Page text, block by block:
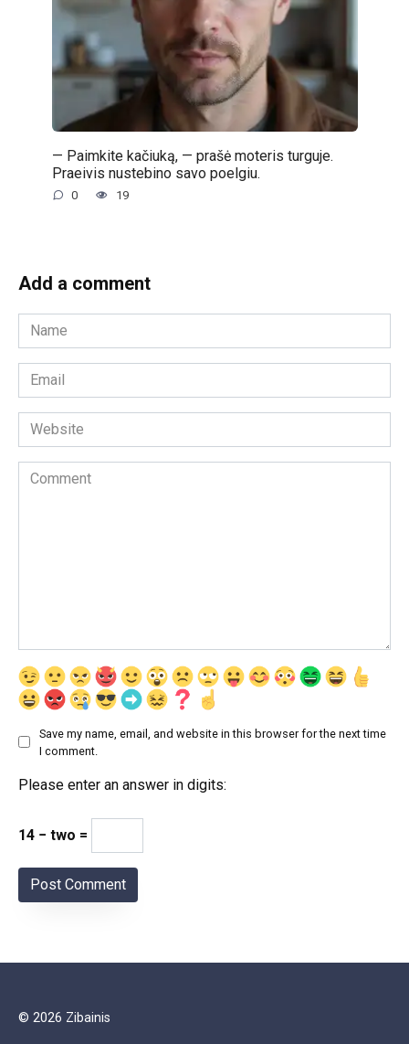
— Paimkite kačiuką, — prašė moteris turguje.
Praeivis nustebino savo poelgiu.
0 19
Add a comment
Name
*
Email
*
Website
Comment
Save my name, email, and website in this browser for the next time
I comment.
Please enter an answer in digits:
14 − two =
© 2026 Zibainis